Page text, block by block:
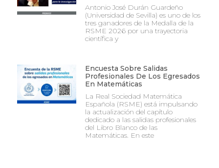
Antonio José Durán Guardeño
(Universidad de Sevilla) es uno de los
tres ganadores de la Medalla de la
RSME 2026 por una trayectoria
científica y
Encuesta Sobre Salidas
Profesionales De Los Egresados
En Matemáticas
La Real Sociedad Matemática
Española (RSME) está impulsando
la actualización del capítulo
dedicado a las salidas profesionales
del Libro Blanco de las
Matemáticas. En este